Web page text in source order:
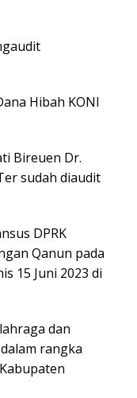
Hibah KONI
Bireuen Dr.
sudah diaudit
DPRK
Qanun pada
15 Juni 2023 di
dan
rangka